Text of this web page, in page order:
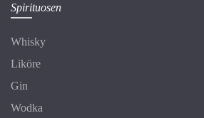
Spirituosen
Whisky
Liköre
Gin
Wodka